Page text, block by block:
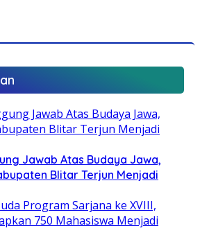
Jawab Atas Budaya Jawa,
Blitar Terjun Menjadi